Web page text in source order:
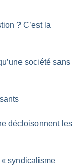
? C’est la
société sans
décloisonnent les
syndicalisme